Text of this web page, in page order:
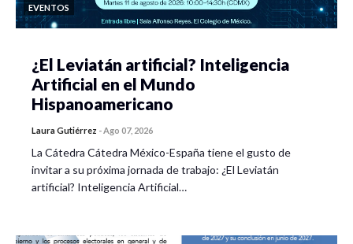
EVENTOS
¿El Leviatán artificial? Inteligencia
Artificial en el Mundo
Hispanoamericano
Laura Gutiérrez -Ago 07, 2026
La Cátedra Cátedra México-España tiene el gusto de
invitar a su próxima jornada de trabajo: ¿El Leviatán
artificial? Inteligencia Artificial…